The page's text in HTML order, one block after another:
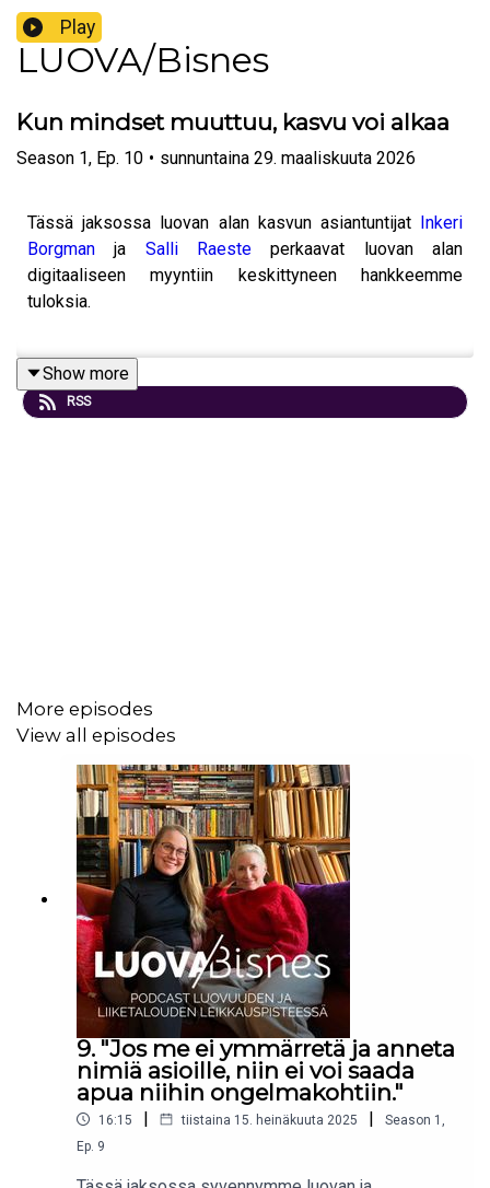
Play
LUOVA/Bisnes
Kun mindset muuttuu, kasvu voi alkaa
Season 1, Ep. 10 • sunnuntaina 29. maaliskuuta 2026
Tässä jaksossa luovan alan kasvun asiantuntijat Inkeri
Borgman ja Salli Raeste perkaavat luovan alan
digitaaliseen myyntiin keskittyneen hankkeemme
tuloksia.
Hankkeen selvitystyöhön osallistui yli tuhat luovan alan
yrittäjää, organisaatiota, välittäjää ja julkisen puolen
kuukaudessa?
Tutustu Giglen Kasvuloikkaanwww.gigle.fi
Jos haluat kuulla lisää alan kasvumahdollisuuksista, lue
Giglen blogi ja tilaa uutiskirjeemme osoitteessa
www.gigle.fi.
Haluamme kuulla myös sinun ajatuksiasi! Lähetä
palautteet ja toiveet viestillä somekanavissamme tai
meilillä osoitteeseen inkeri@gigle.fi.
Podcast on osa Giglen OMA-hanketta, jota tukevat
Show more
RSS
More episodes
View all episodes
9. "Jos me ei ymmärretä ja anneta
nimiä asioille, niin ei voi saada
apua niihin ongelmakohtiin."
16:15 | tiistaina 15. heinäkuuta 2025 | Season 1
Ep. 9